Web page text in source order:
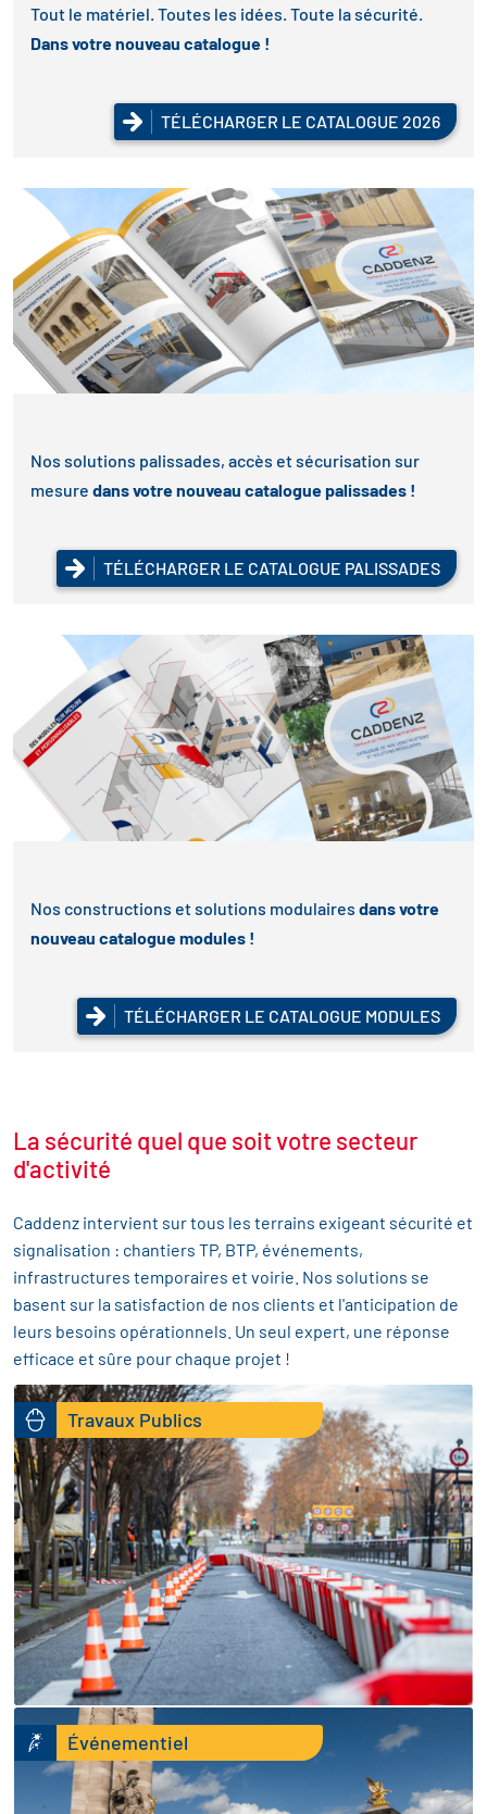
Tout le matériel. Toutes les idées. Toute la sécurité.
Dans votre nouveau catalogue !
TÉLÉCHARGER LE CATALOGUE 2026
Nos solutions palissades, accès et sécurisation sur
mesure dans votre nouveau catalogue palissades !
TÉLÉCHARGER LE CATALOGUE PALISSADES
Nos constructions et solutions modulaires dans votre
nouveau catalogue modules !
TÉLÉCHARGER LE CATALOGUE MODULES
La sécurité quel que soit votre secteur
d'activité
Caddenz intervient sur tous les terrains exigeant sécurité et
signalisation : chantiers TP, BTP, événements,
infrastructures temporaires et voirie. Nos solutions se
basent sur la satisfaction de nos clients et l'anticipation de
leurs besoins opérationnels. Un seul expert, une réponse
efficace et sûre pour chaque projet !
Travaux Publics
Événementiel